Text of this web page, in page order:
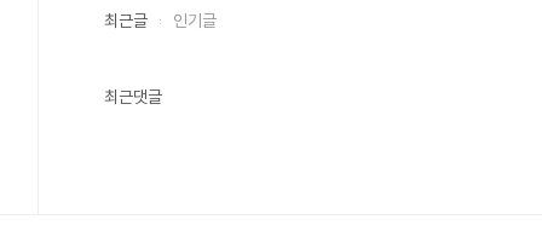
최근글 인기글
최근댓글